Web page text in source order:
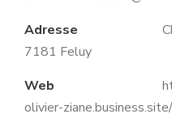
Adresse
7181 Feluy
Web
olivier-ziane.business.site/